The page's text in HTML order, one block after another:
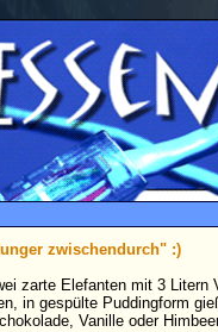
zwischendurch" :)
zarte Elefanten mit 3
in gespülte Puddingform
Vanille oder